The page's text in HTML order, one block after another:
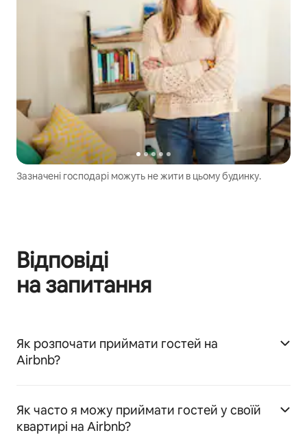
Зазначені господарі можуть не жити в цьому будинку.
Відповіді
на запитання
Як розпочати приймати гостей на
Airbnb?
Як часто я можу приймати гостей у своїй
квартирі на Airbnb?